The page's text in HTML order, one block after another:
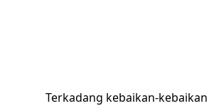
Terkadang kebaikan-